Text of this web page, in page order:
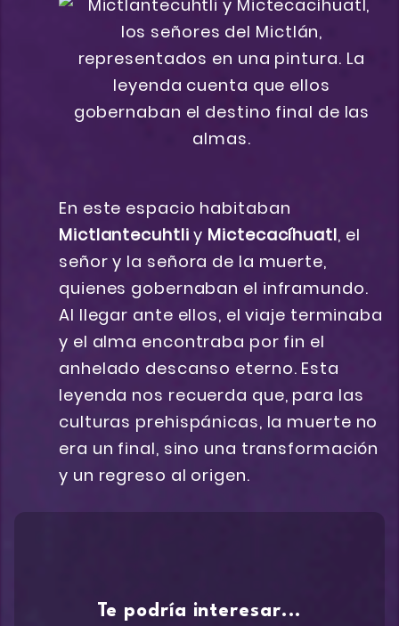
En este espacio habitaban
Mictlantecuhtli y Mictecacíhuatl, el
señor y la señora de la muerte,
quienes gobernaban el inframundo.
Al llegar ante ellos, el viaje terminaba
y el alma encontraba por fin el
anhelado descanso eterno. Esta
leyenda nos recuerda que, para las
culturas prehispánicas, la muerte no
era un final, sino una transformación
y un regreso al origen.
Te podría interesar...